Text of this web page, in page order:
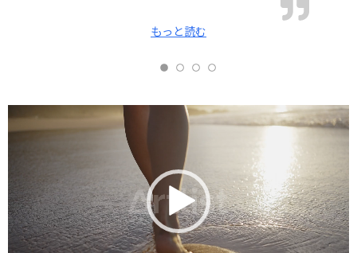
もっと読む
画
ー
ヤ
ー